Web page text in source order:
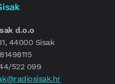
d.o.o
44000 Sisak
522 099